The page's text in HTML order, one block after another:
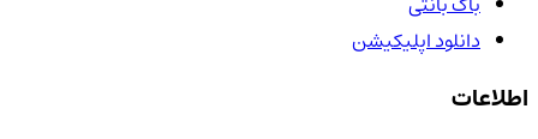
دانلود اپلیکیشن
اطلاعات